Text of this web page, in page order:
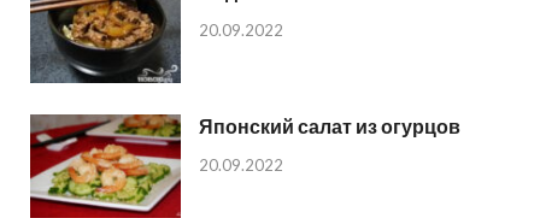
20.09.2022
Японский салат из огурцов
20.09.2022